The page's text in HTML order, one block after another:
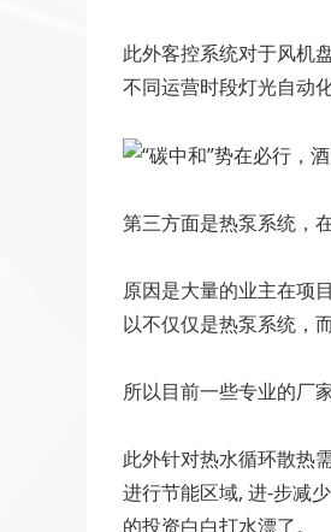
此外客控系统对于风机
不同运营时段灯光自动
第三方面是热泵系统，
原因是大量的业主在项
以不仅仅是热泵系统，
所以目前一些专业的厂
此外针对热水循环散热
进行节能区域, 进-步减
的投资白白打水漂了。